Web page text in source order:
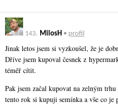
143. MilosH • profil
Jinak letos jsem si vyzkoušel, že je
Dříve jsem kupoval česnek z
téměř cítit.
Pak jsem začal kupovat na zelným
tento rok si kupuji semínka a vše co je